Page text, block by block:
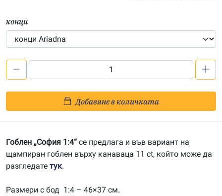
конци
1:4-
202100190
Добавяне в количката
Гоблен „София 1:4“ се предлага и във вариант на
щампиран гоблен върху канаваца 11 ct, който може да
разгледате тук.
Размери с бод 1:4 – 46×37 см.